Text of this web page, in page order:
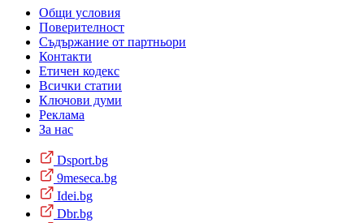
Общи условия
Поверителност
Съдържание от партньори
Контакти
Етичен кодекс
Всички статии
Ключови думи
Реклама
За нас
Dsport.bg
9meseca.bg
Idei.bg
Dbr.bg